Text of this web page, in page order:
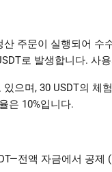
주문이 실행되어 수
로 발생합니다. 사
으며, 30 USDT의 체
은 10%입니다.
전액 자금에서 공제